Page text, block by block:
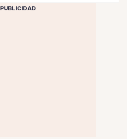
PUBLICIDAD